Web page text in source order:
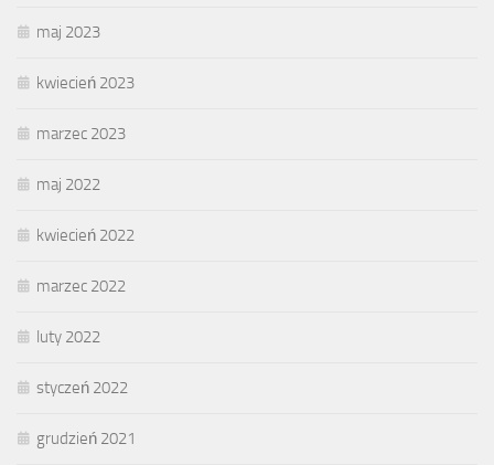
maj 2023
kwiecień 2023
marzec 2023
maj 2022
kwiecień 2022
marzec 2022
luty 2022
styczeń 2022
grudzień 2021